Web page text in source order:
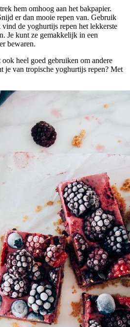
hem omhoog aan het bakpapier.
er dan mooie repen van. Gebruik
de yoghurtijs repen het lekkerste
Je kunt ze gemakkelijk in een
bewaren.
heel goed gebruiken om andere
je van tropische yoghurtijs repen? Met